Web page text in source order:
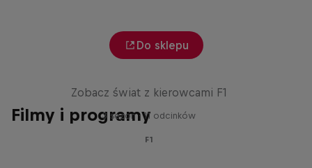
Do sklepu
Filmy i programy
Zobacz świat z kierowcami F1
3 sezon · 11 odcinków
F1